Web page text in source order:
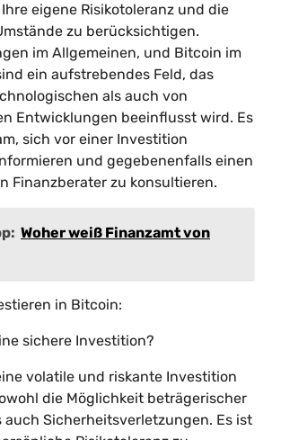
eigene Risikotoleranz und die
zu berücksichtigen.
im Allgemeinen, und Bitcoin im
ein aufstrebendes Feld, das
als auch von
Entwicklungen beeinflusst wird. Es
sich vor einer Investition
und gegebenenfalls einen
Finanzberater zu konsultieren.
Woher weiß Finanzamt von
in Bitcoin:
sichere Investition?
volatile und riskante Investition
die Möglichkeit beträgerischer
Sicherheitsverletzungen. Es ist